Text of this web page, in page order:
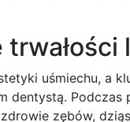
uśmiechu, a
dentystą. Podczas
zębów,